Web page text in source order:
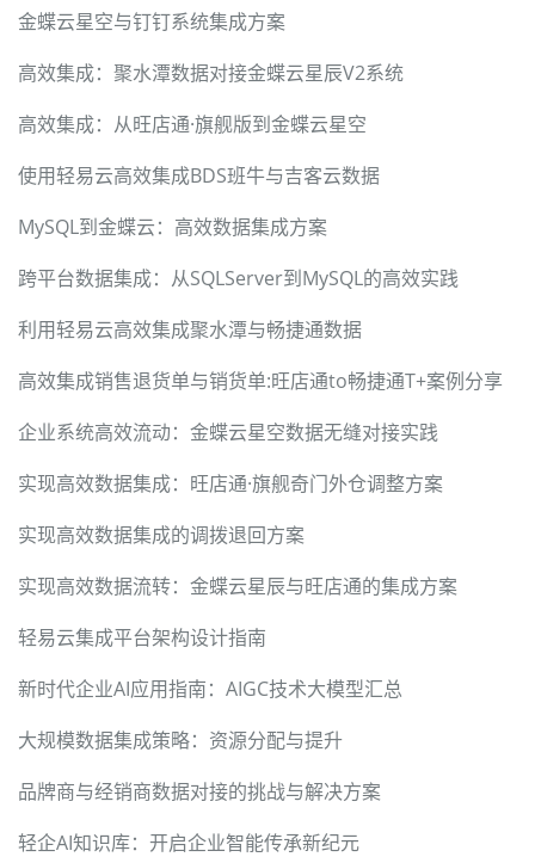
金蝶云星空与钉钉系统集成方案
高效集成：聚水潭数据对接金蝶云星辰V2系统
高效集成：从旺店通·旗舰版到金蝶云星空
使用轻易云高效集成BDS班牛与吉客云数据
MySQL到金蝶云：高效数据集成方案
跨平台数据集成：从SQLServer到MySQL的高效实践
利用轻易云高效集成聚水潭与畅捷通数据
高效集成销售退货单与销货单:旺店通to畅捷通T+案例分享
企业系统高效流动：金蝶云星空数据无缝对接实践
实现高效数据集成：旺店通·旗舰奇门外仓调整方案
实现高效数据集成的调拨退回方案
实现高效数据流转：金蝶云星辰与旺店通的集成方案
轻易云集成平台架构设计指南
新时代企业AI应用指南：AIGC技术大模型汇总
大规模数据集成策略：资源分配与提升
品牌商与经销商数据对接的挑战与解决方案
轻企AI知识库：开启企业智能传承新纪元